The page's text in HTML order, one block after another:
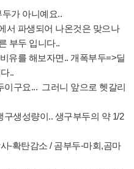
가 아니예요..
서 파생되어 나온것은 맞으나
부두 입니다..
유를 해보자면.. 개폭부두=>딜
..
구요... 그러니 앞으로 헷갈리
생성량이.. 생구부두의 약 1/2
-확탄감소 / 곰부두-마회,곰마